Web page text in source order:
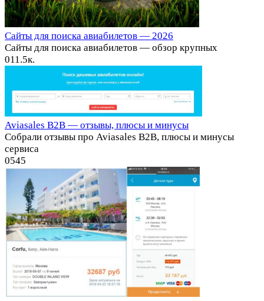
Сайты для поиска авиабилетов — 2026
Сайты для поиска авиабилетов — обзор крупных
011.5к.
Aviasales B2B — отзывы, плюсы и минусы
Собрали отзывы про Aviasales B2B, плюсы и минусы
сервиса
0545